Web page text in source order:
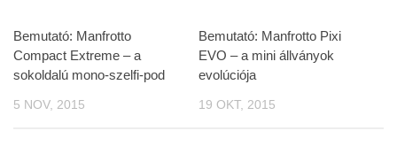
Bemutató: Manfrotto
Compact Extreme – a
sokoldalú mono-szelfi-pod
5 NOV, 2015
Bemutató: Manfrotto Pixi
EVO – a mini állványok
evolúciója
19 OKT, 2015